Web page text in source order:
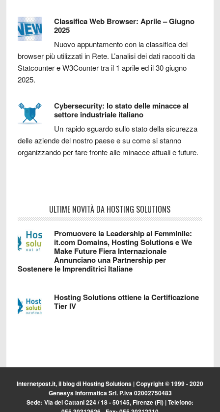
Classifica Web Browser: Aprile – Giugno
2025
Nuovo appuntamento con la classifica dei
browser più utilizzati in Rete. L’analisi dei dati raccolti da
Statcounter e W3Counter tra il 1 aprile ed il 30 giugno
2025.
Cybersecurity: lo stato delle minacce al
settore industriale italiano
Un rapido sguardo sullo stato della sicurezza
delle aziende del nostro paese e su come si stanno
organizzando per fare fronte alle minacce attuali e future.
ULTIME NOVITÀ DA HOSTING SOLUTIONS
Promuovere la Leadership al Femminile:
it.com Domains, Hosting Solutions e We
Make Future Fiera Internazionale
Annunciano una Partnership per
Sostenere le Imprenditrici Italiane
Hosting Solutions ottiene la Certificazione
Tier IV
Internetpost.it, il blog diHosting Solutions | Copyright © 1999 - 2020
Genesys Informatica Srl. P.iva 02002750483
Sede: Via dei Cattani 224 / 18 - 50145, Firenze (FI) | Telefono: